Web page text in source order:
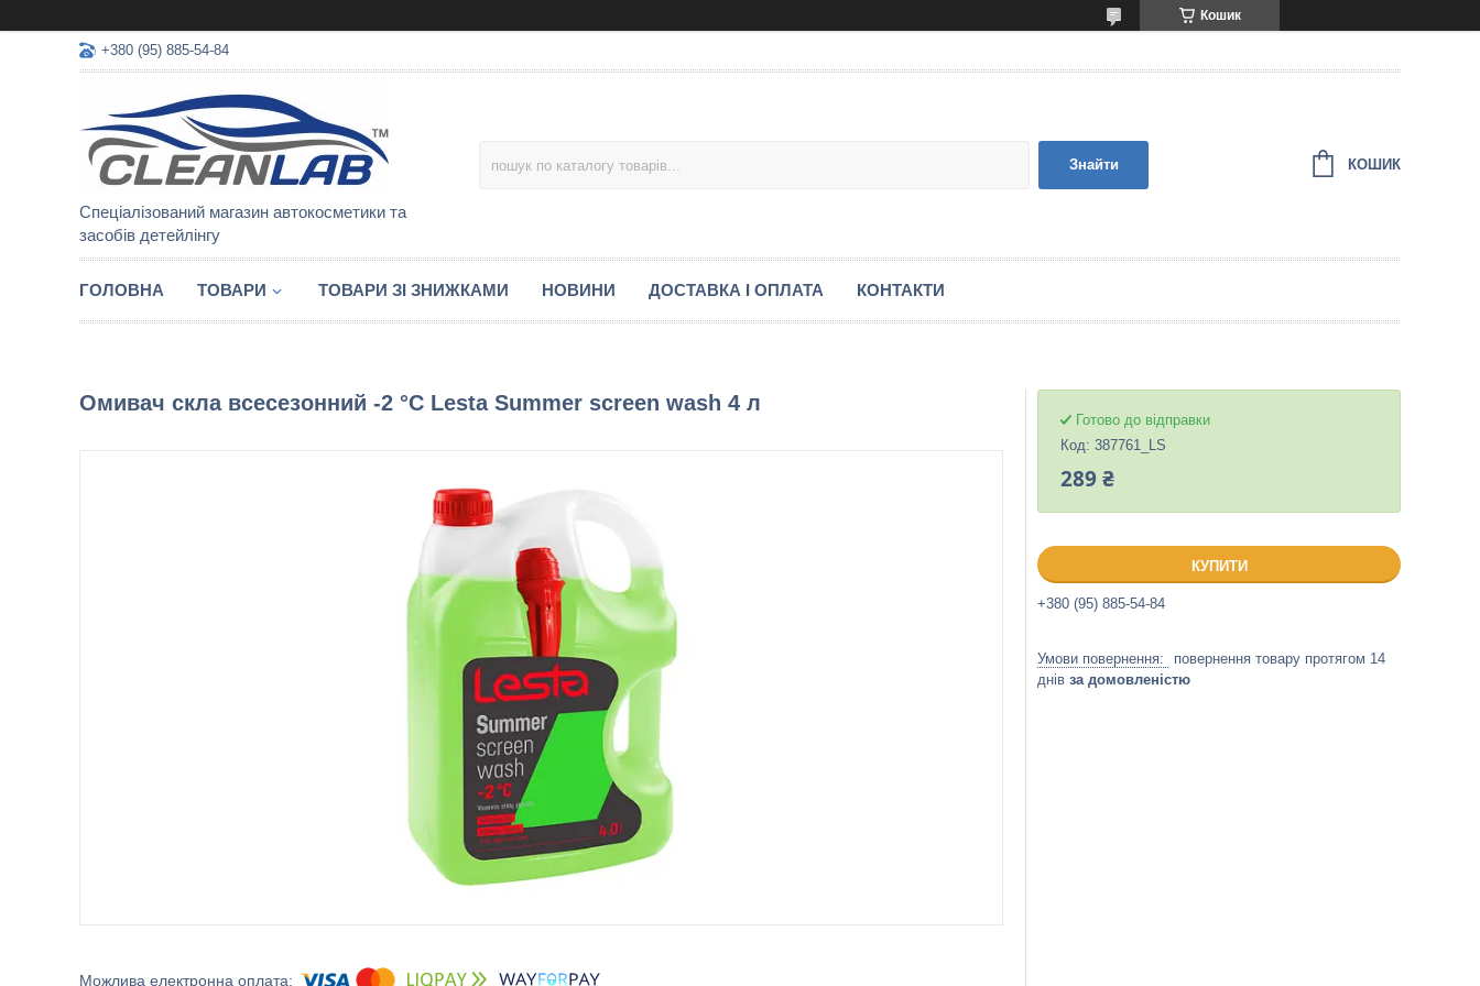
Кошик
+380 (95) 885-54-84
Спеціалізований магазин автокосметики та
засобів детейлінгу
Знайти КОШИК
ГОЛОВНА ТОВАРИ ТОВАРИ ЗІ ЗНИЖКАМИ НОВИНИ ДОСТАВКА І ОПЛАТА КОНТАКТИ
Омивач скла всесезонний -2 °С Lesta Summer screen wash 4 л
Готово до відправки
Код: 387761_LS
289 ₴
КУПИТИ
+380 (95) 885-54-84
повернення товару протягом 14
днів за домовленістю